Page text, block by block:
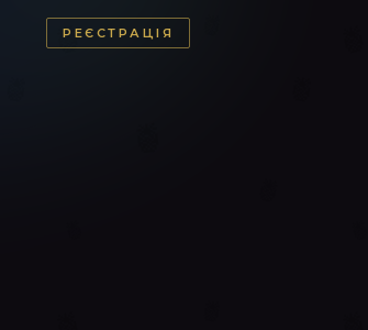
РЕЄСТРАЦІЯ